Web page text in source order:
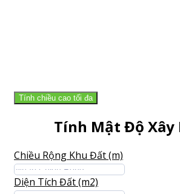
Tính chiều cao tối đa
Tính Mật Độ Xây
Chiều Rộng Khu Đất (m)
Diện Tích Đất (m2)